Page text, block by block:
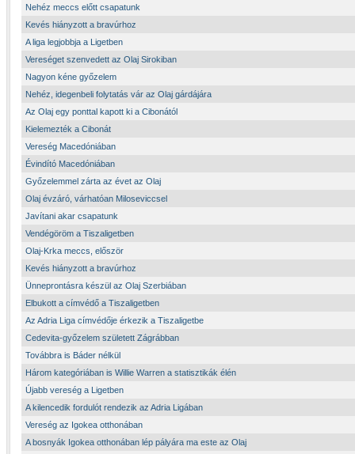
Nehéz meccs előtt csapatunk
Kevés hiányzott a bravúrhoz
A liga legjobbja a Ligetben
Vereséget szenvedett az Olaj Sirokiban
Nagyon kéne győzelem
Nehéz, idegenbeli folytatás vár az Olaj gárdájára
Az Olaj egy ponttal kapott ki a Cibonától
Kielemezték a Cibonát
Vereség Macedóniában
Évindító Macedóniában
Győzelemmel zárta az évet az Olaj
Olaj évzáró, várhatóan Miloseviccsel
Javítani akar csapatunk
Vendégöröm a Tiszaligetben
Olaj-Krka meccs, először
Kevés hiányzott a bravúrhoz
Ünneprontásra készül az Olaj Szerbiában
Elbukott a címvédő a Tiszaligetben
Az Adria Liga címvédője érkezik a Tiszaligetbe
Cedevita-győzelem született Zágrábban
Továbbra is Báder nélkül
Három kategóriában is Willie Warren a statisztikák élén
Újabb vereség a Ligetben
A kilencedik fordulót rendezik az Adria Ligában
Vereség az Igokea otthonában
A bosnyák Igokea otthonában lép pályára ma este az Olaj